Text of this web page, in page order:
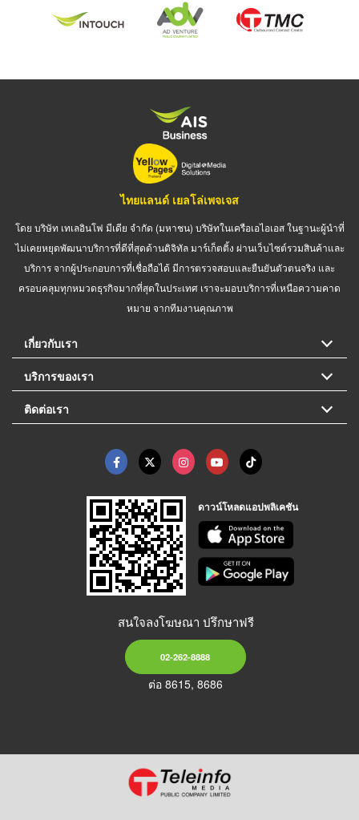
ไทยแลนด์ เยลโล่เพจเจส
โดย บริษัท เทเลอินโฟ มีเดีย จำกัด (มหาชน) บริษัทในเครือเอไอเอส ในฐานะผู้นำที่
ไม่เคยหยุดพัฒนาบริการที่ดีที่สุดด้านดิจิทัล มาร์เก็ตติ้ง ผ่านเว็บไซต์รวมสินค้าและ
บริการ จากผู้ประกอบการที่เชื่อถือได้ มีการตรวจสอบและยืนยันตัวตนจริง และ
ครอบคลุมทุกหมวดธุรกิจมากที่สุดในประเทศ เราจะมอบบริการที่เหนือความคาด
หมาย จากทีมงานคุณภาพ
เกี่ยวกับเรา
บริการของเรา
ติดต่อเรา
ดาวน์โหลดแอปพลิเคชัน
สนใจลงโฆษณา ปรึกษาฟรี
02-262-8888
ต่อ 8615, 8686